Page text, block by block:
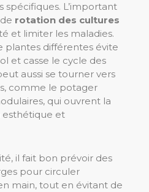
spécifiques. L’important
rotation des cultures
et limiter les maladies.
plantes différentes évite
et casse le cycle des
aussi se tourner vers
comme le potager
qui ouvrent la
esthétique et
il fait bon prévoir des
pour circuler
main, tout en évitant de